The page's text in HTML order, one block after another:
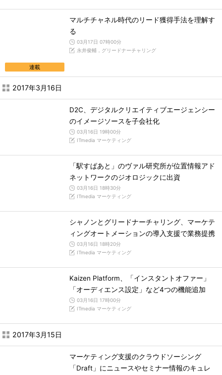
連載
マルチチャネル時代のリード獲得手法を理解す
る
03月17日 07時00分
永井俊輔，グリードナーチャリング
2017年3月16日
D2C、デジタルクリエイティブエージェンシー
のイメージソースを子会社化
03月16日 19時00分
ITmedia マーケティング
「駅すぱあと」のヴァル研究所が位置情報アド
ネットワークのジオロジックに出資
03月16日 18時30分
ITmedia マーケティング
シャノンとグリードナーチャリング、マーケテ
ィングオートメーションの導入支援で業務提携
03月16日 18時20分
ITmedia マーケティング
Kaizen Platform、「インスタントオファー」
「オーディエンス設定」など4つの機能追加
03月16日 17時00分
ITmedia マーケティング
2017年3月15日
マーケティング支援のクラウドソーシング
「Draft」にニュースやセミナー情報のキュレ